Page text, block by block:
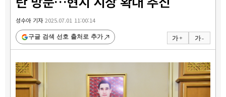
성수아 기자2025.07.01 11:00:14
가 + 가 -
구글 검색 선호 출처로 추가